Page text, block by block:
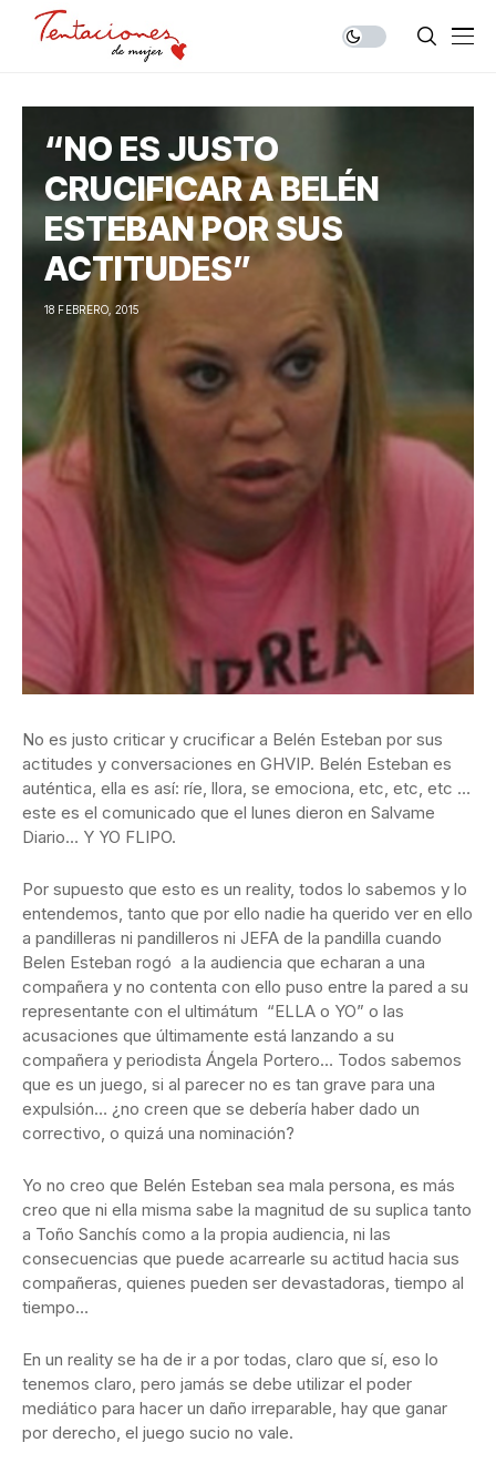
“NO ES JUSTO
CRUCIFICAR A BELÉN
ESTEBAN POR SUS
ACTITUDES”
18 FEBRERO, 2015
No es justo criticar y crucificar a Belén Esteban por sus
actitudes y conversaciones en GHVIP. Belén Esteban es
auténtica, ella es así: ríe, llora, se emociona, etc, etc, etc …
este es el comunicado que el lunes dieron en Salvame
Diario… Y YO FLIPO.
Por supuesto que esto es un reality, todos lo sabemos y lo
entendemos, tanto que por ello nadie ha querido ver en ello
a pandilleras ni pandilleros ni JEFA de la pandilla cuando
Belen Esteban rogó a la audiencia que echaran a una
compañera y no contenta con ello puso entre la pared a su
representante con el ultimátum “ELLA o YO” o las
acusaciones que últimamente está lanzando a su
compañera y periodista Ángela Portero… Todos sabemos
que es un juego, si al parecer no es tan grave para una
expulsión… ¿no creen que se debería haber dado un
correctivo, o quizá una nominación?
Yo no creo que Belén Esteban sea mala persona, es más
creo que ni ella misma sabe la magnitud de su suplica tanto
a Toño Sanchís como a la propia audiencia, ni las
consecuencias que puede acarrearle su actitud hacia sus
compañeras, quienes pueden ser devastadoras, tiempo al
tiempo…
En un reality se ha de ir a por todas, claro que sí, eso lo
tenemos claro, pero jamás se debe utilizar el poder
mediático para hacer un daño irreparable, hay que ganar
por derecho, el juego sucio no vale.